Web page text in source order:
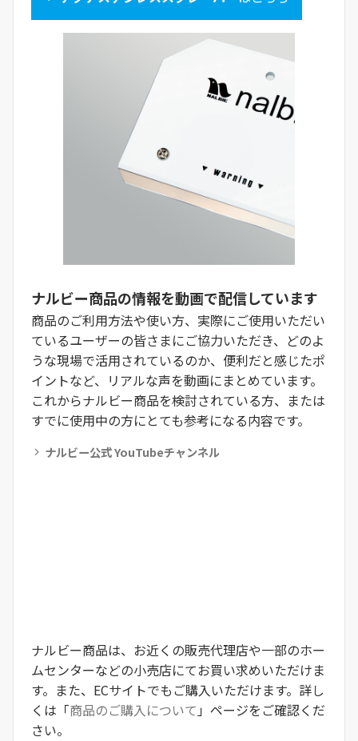
ナルビー商品の情報を動画で配信しています
商品のご利用方法や使い方、実際にご使用いただい
ているユーザーの皆さまにご協力いただき、どのよ
うな現場で活用されているのか、便利だと感じたポ
イントなど、リアルな声を動画にまとめています。
これからナルビー商品を検討されている方、または
すでに使用中の方にとても参考になる内容です。
ナルビー公式 YouTubeチャンネル
ナルビー商品は、お近くの販売代理店や一部のホー
ムセンターなどの小売店にてお買い求めいただけま
す。また、ECサイトでもご購入いただけます。詳し
くは「商品のご購入について 」ページをご確認くだ
さい。